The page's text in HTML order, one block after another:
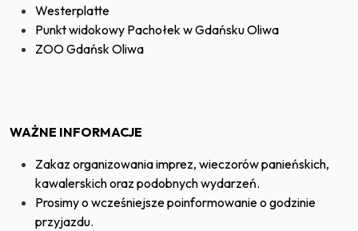
Westerplatte
Punkt widokowy Pachołek w Gdańsku Oliwa
ZOO Gdańsk Oliwa
WAŻNE INFORMACJE
Zakaz organizowania imprez, wieczorów panieńskich,
kawalerskich oraz podobnych wydarzeń.
Prosimy o wcześniejsze poinformowanie o godzinie
przyjazdu.